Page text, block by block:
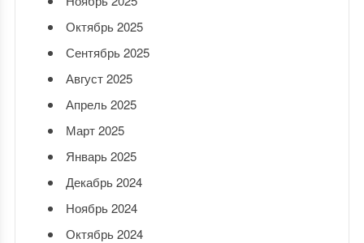
Октябрь 2025
Сентябрь 2025
Август 2025
Апрель 2025
Март 2025
Январь 2025
Декабрь 2024
Ноябрь 2024
Октябрь 2024